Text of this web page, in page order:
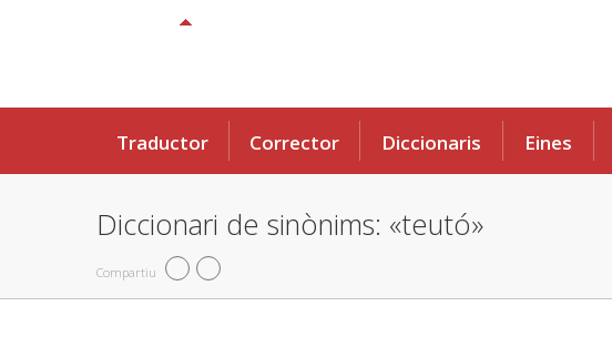
Traductor Corrector Diccionaris Eines
Diccionari de sinònims: «teutó»
Compartiu